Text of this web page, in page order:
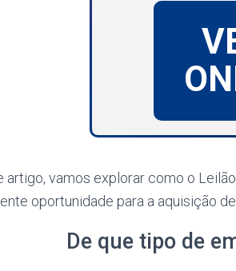
artigo, vamos explorar como o
oportunidade para a aquisição
De que tipo de